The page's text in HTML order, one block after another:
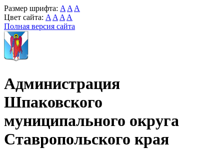
Размер шрифта: A A A
Цвет сайта: A A A A
Полная версия сайта
Администрация
Шпаковского
муниципального округа
Ставропольского края